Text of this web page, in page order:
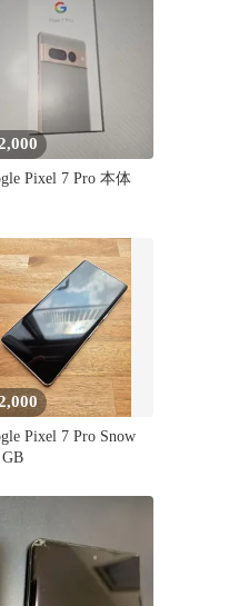
Pixel 7 Pro 本体
Pixel 7 Pro Snow
GB